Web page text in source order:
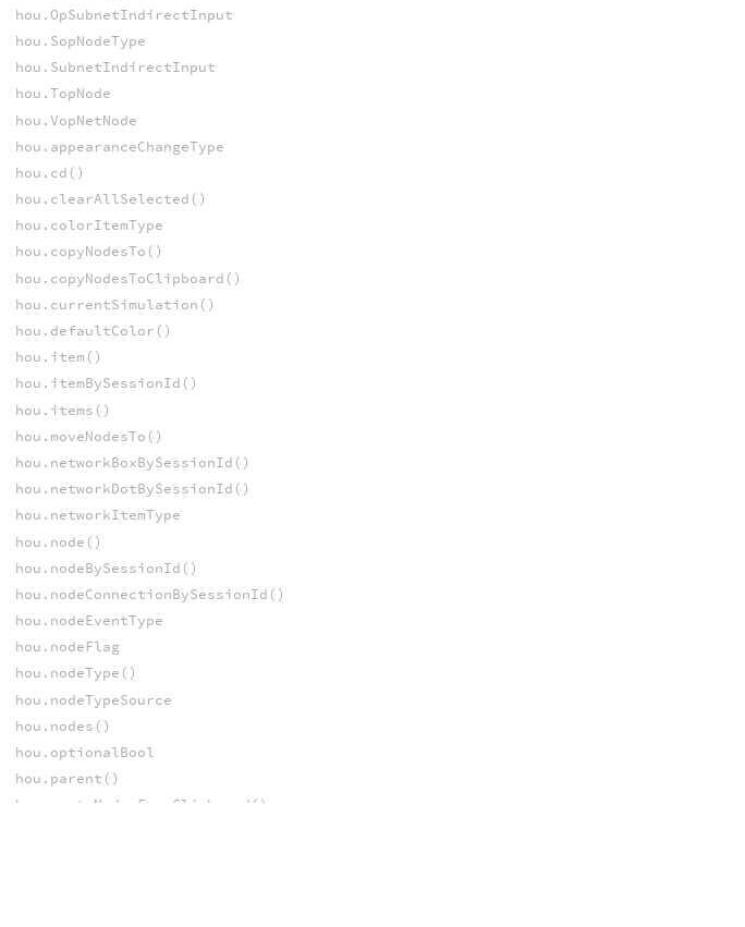
hou.OpSubnetIndirectInput
hou.SopNodeType
hou.SubnetIndirectInput
hou.TopNode
hou.VopNetNode
hou.appearanceChangeType
hou.cd()
hou.clearAllSelected()
hou.colorItemType
hou.copyNodesTo()
hou.copyNodesToClipboard()
hou.currentSimulation()
hou.defaultColor()
hou.item()
hou.itemBySessionId()
hou.items()
hou.moveNodesTo()
hou.networkBoxBySessionId()
hou.networkDotBySessionId()
hou.networkItemType
hou.node()
hou.nodeBySessionId()
hou.nodeConnectionBySessionId()
hou.nodeEventType
hou.nodeFlag
hou.nodeType()
hou.nodeTypeSource
hou.nodes()
hou.optionalBool
hou.parent()
hou.pasteNodesFromClipboard()